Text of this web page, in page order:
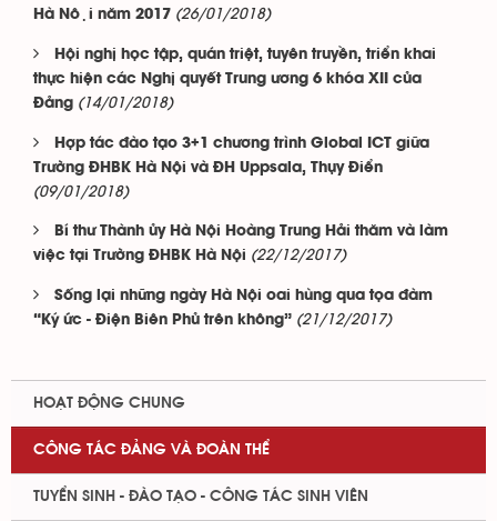
Hà Nội năm 2017 (26/01/2018)
Hội nghị học tập, quán triệt, tuyên truyền, triển khai
thực hiện các Nghị quyết Trung ương 6 khóa XII của
Đảng (14/01/2018)
Hợp tác đào tạo 3+1 chương trình Global ICT giữa
Trường ĐHBK Hà Nội và ĐH Uppsala, Thụy Điển
(09/01/2018)
Bí thư Thành ủy Hà Nội Hoàng Trung Hải thăm và làm
việc tại Trường ĐHBK Hà Nội (22/12/2017)
Sống lại những ngày Hà Nội oai hùng qua tọa đàm
“Ký ức - Điện Biên Phủ trên không” (21/12/2017)
HOẠT ĐỘNG CHUNG
CÔNG TÁC ĐẢNG VÀ ĐOÀN THỂ
TUYỂN SINH - ĐÀO TẠO - CÔNG TÁC SINH VIÊN